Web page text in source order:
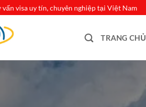
vấn visa uy tín, chuyên nghiệp tại Việt Nam
TRANG CHỦ